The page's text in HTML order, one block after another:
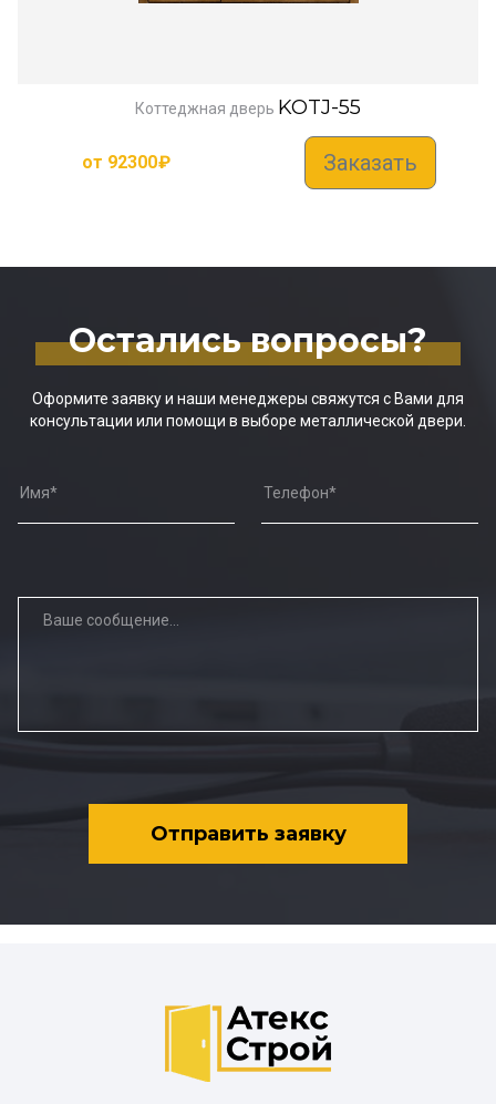
Коттеджная дверь KOTJ-55
от 92300₽ Заказать
Остались вопросы?
Оформите заявку и наши менеджеры свяжутся с Вами для
консультации или помощи в выборе металлической двери.
Отправить заявку